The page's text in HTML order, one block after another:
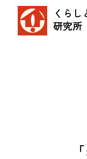
くらし
研究所